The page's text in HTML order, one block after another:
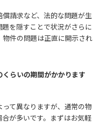
請求など、法的な問題が生
を隠すことで状況がさらに
件の問題は正直に開示され
らいの期間がかかります
て異なりますが、通常の物
が多いです。まずはお気軽